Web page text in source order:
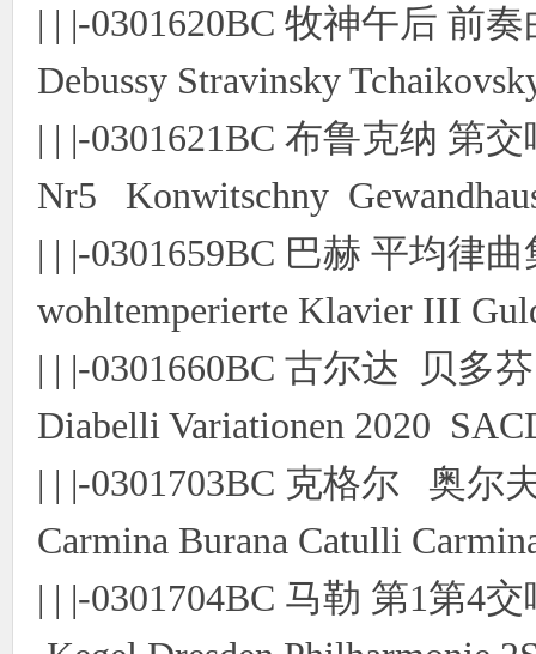
| | |-0301620BC 牧神午后 前
Debussy Stravinsky
| | |-0301621BC 布鲁克纳 第
Nr5 Konwitschny
| | |-0301659BC 巴赫 平均律
wohltemperierte Klavier III
| | |-0301660BC 古尔达 贝多
Diabelli Variationen 2020
| | |-0301703BC 克格尔 奥尔
Carmina Burana Catulli
| | |-0301704BC 马勒 第1第4